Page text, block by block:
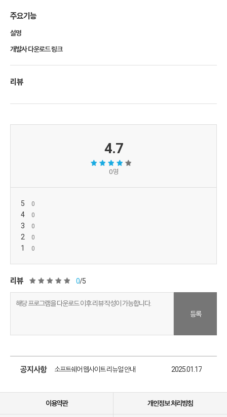
주요기능
설명
개발사 다운로드 링크
리뷰
4.7
0 명
5
4
3
2
1
리뷰 0/5
등록
공지사항
소프트쉐어 서비스 이용 가이드 업데이트 안내
2025.01.17
소프트쉐어 웹사이트 리뉴얼 안내
2025.01.17
이용약관 개인정보 처리방침